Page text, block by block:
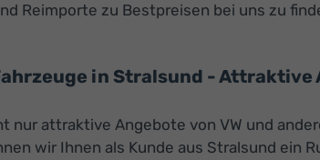
Reimporte zu Bestpreisen bei uns zu
in Stralsund -
nur attraktive Angebote von VW und
wir Ihnen als Kunde aus Stralsund